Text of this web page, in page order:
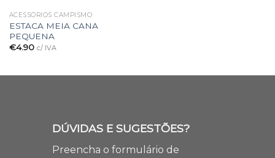
ACESSÓRIOS CAMPISMO
ESTACA MEIA CANA
PEQUENA
€4.90 c/ IVA
DÚVIDAS E SUGESTÕES?
Preencha o formulário de